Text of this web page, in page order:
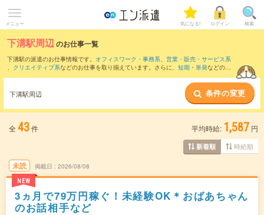
メニュー 気になる! ログイン 検索
下溝駅周辺のお仕事一覧
下溝駅の派遣のお仕事情報です。 オフィスワーク・事務系、 営業・販売・サービス系
、 クリエイティブ系などのお仕事を取り揃えています。さらに、 短期 ・ 単発などの期
また、本厚木駅 海老名(相鉄・小田急)駅な
ど近隣駅のお仕事もご確認いただけます。
下溝駅周辺 条件の変更
全 43件 平均時給: 1,587 円
新着順 時給順
未読
NEW
掲載日 2026/08/08
3ヵ月で79万円稼ぐ！未経験OK＊おばあちゃん
のお話相手など